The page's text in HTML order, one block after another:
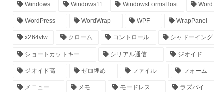
Windows Windows11 WindowsFormsHost Word
WordPress WordWrap WPF WrapPanel
x264vfw クローム コントロール シャドーイング
ショートカットキー シリアル通信 ジオイド
ジオイド高 ゼロ埋め ファイル フォーム
メニュー メモ モードレス ラズパイ